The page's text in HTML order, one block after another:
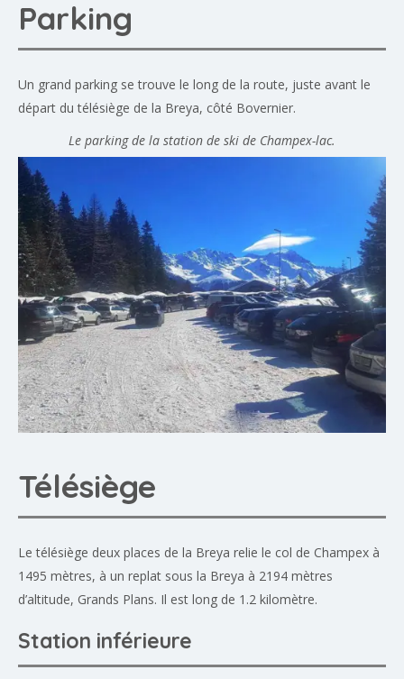
Parking
Un grand parking se trouve le long de la route, juste avant le
départ du télésiège de la Breya, côté Bovernier.
Le parking de la station de ski de Champex-lac.
Télésiège
Le télésiège deux places de la Breya relie le col de Champex à
1495 mètres, à un replat sous la Breya à 2194 mètres
d’altitude, Grands Plans. Il est long de 1.2 kilomètre.
Station inférieure